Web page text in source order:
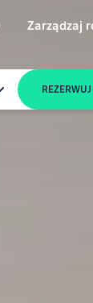
Zarządzaj